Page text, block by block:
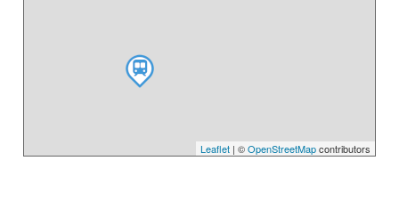
Leaflet| ©OpenStreetMapcontributors